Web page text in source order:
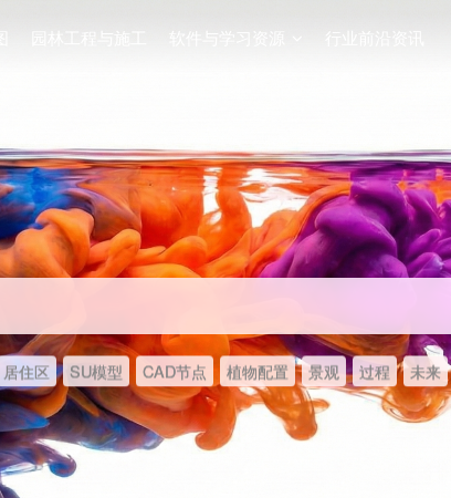
园林工程与施工 软件与学习资源 行业前沿资讯
居住区 SU模型 CAD节点 植物配置 景观 过程 未来